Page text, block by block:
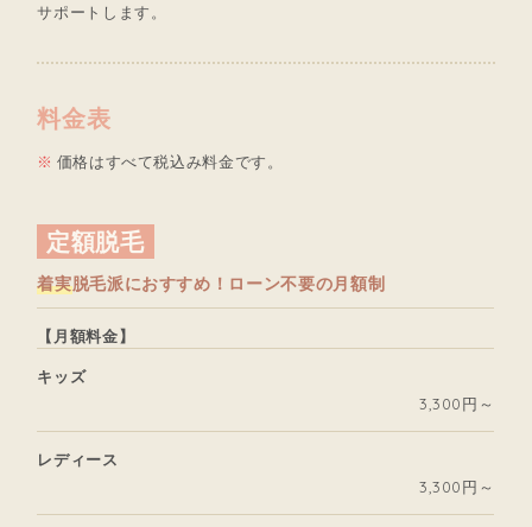
サポートします。
料金表
価格はすべて税込み料金です。
定額脱毛
着実脱毛派におすすめ！ローン不要の月額制
【月額料金】
キッズ
3,300円～
レディース
3,300円～